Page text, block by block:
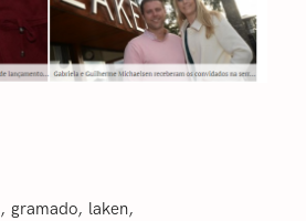
‎gramado
laken